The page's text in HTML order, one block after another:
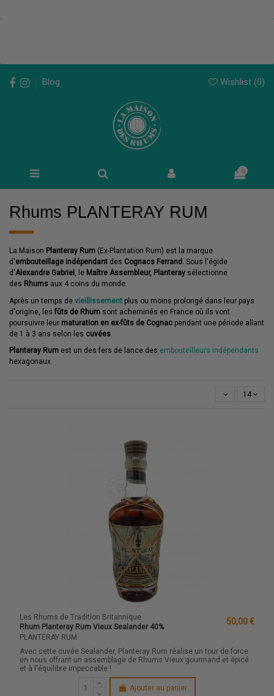
Blog Wishlist (0)
0
Rhums PLANTERAY RUM
La Maison Planteray Rum (Ex-Plantation Rum) est la marque
d'embouteillage indépendant des Cognacs Ferrand. Sous l'égide
d'Alexandre Gabriel , le Maître Assembleur, Planteray sélectionne
des Rhums aux 4 coins du monde.
Après un temps de vieillissement plus ou moins prolongé dans leur pays
d'origine, les fûts de Rhum sont acheminés en France où ils vont
poursuivre leur maturation en ex-fûts de Cognac pendant une période allant
de 1 à 3 ans selon les cuvées
Planteray Rum est un des fers de lance des embouteilleurs indépendants
hexagonaux.
14
Les Rhums de Tradition Britannique
Rhum Planteray Rum Vieux Sealander 40%
PLANTERAY RUM
50,00 €
Avec cette cuvée Sealander, Planteray Rum réalise un tour de force
en nous offrant un assemblage de Rhums Vieux gourmand et épicé
et à l'équilibre impeccable !
Ajouter au panier